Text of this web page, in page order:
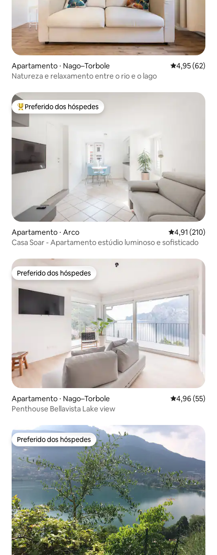
Apartamento ⋅ Nago–Torbole 4,95 de uma
4,95 (62)
Natureza e relaxamento entre o rio e o lago
Entre os melhores preferidos dos hóspedes
Preferido dos hóspedes
Apartamento ⋅ Arco 4,91 de uma
4,91 (210)
Casa Soar - Apartamento estúdio luminoso e sofisticado
Preferido dos hóspedes
Preferido dos hóspedes
Apartamento ⋅ Nago–Torbole 4,96 de uma
4,96 (55)
Penthouse Bellavista Lake view
Preferido dos hóspedes
Preferido dos hóspedes